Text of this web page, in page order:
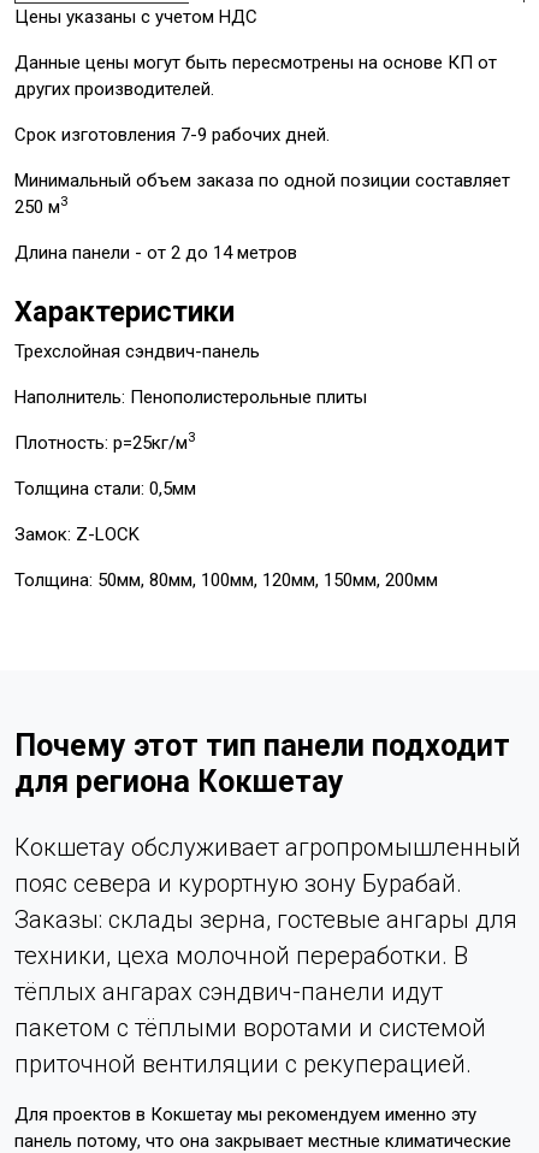
Цены указаны с учетом НДС
Данные цены могут быть пересмотрены на основе КП от
других производителей.
Срок изготовления 7-9 рабочих дней.
Минимальный объем заказа по одной позиции составляет
250 м3
Длина панели - от 2 до 14 метров
Характеристики
Трехслойная сэндвич-панель
Наполнитель: Пенополистерольные плиты
Плотность: p=25кг/м3
Толщина стали: 0,5мм
Замок: Z-LOCK
Толщина: 50мм, 80мм, 100мм, 120мм, 150мм, 200мм
Почему этот тип панели подходит
для региона Кокшетау
Кокшетау обслуживает агропромышленный
пояс севера и курортную зону Бурабай.
Заказы: склады зерна, гостевые ангары для
техники, цеха молочной переработки. В
тёплых ангарах сэндвич-панели идут
пакетом с тёплыми воротами и системой
приточной вентиляции с рекуперацией.
Для проектов в Кокшетау мы рекомендуем именно эту
панель потому, что она закрывает местные климатические